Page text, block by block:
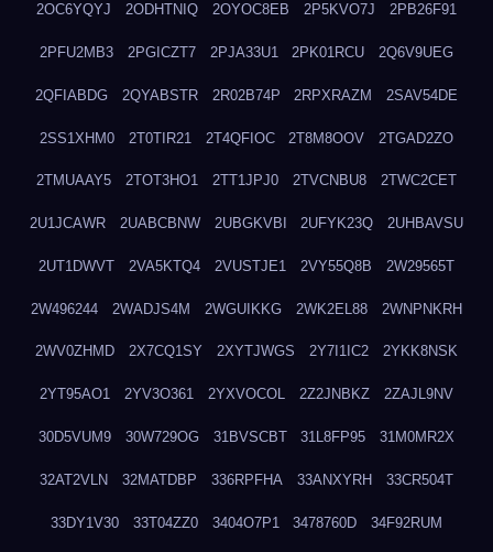
2OC6YQYJ 2ODHTNIQ 2OYOC8EB 2P5KVO7J 2PB26F91
2PFU2MB3 2PGICZT7 2PJA33U1 2PK01RCU 2Q6V9UEG
2QFIABDG 2QYABSTR 2R02B74P 2RPXRAZM 2SAV54DE
2SS1XHM0 2T0TIR21 2T4QFIOC 2T8M8OOV 2TGAD2ZO
2TMUAAY5 2TOT3HO1 2TT1JPJ0 2TVCNBU8 2TWC2CET
2U1JCAWR 2UABCBNW 2UBGKVBI 2UFYK23Q 2UHBAVSU
2UT1DWVT 2VA5KTQ4 2VUSTJE1 2VY55Q8B 2W29565T
2W496244 2WADJS4M 2WGUIKKG 2WK2EL88 2WNPNKRH
2WV0ZHMD 2X7CQ1SY 2XYTJWGS 2Y7I1IC2 2YKK8NSK
2YT95AO1 2YV3O361 2YXVOCOL 2Z2JNBKZ 2ZAJL9NV
30D5VUM9 30W729OG 31BVSCBT 31L8FP95 31M0MR2X
32AT2VLN 32MATDBP 336RPFHA 33ANXYRH 33CR504T
33DY1V30 33T04ZZ0 3404O7P1 3478760D 34F92RUM